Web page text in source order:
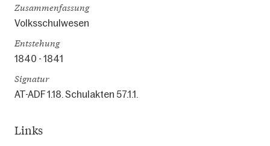
Zusammenfassung
Volksschulwesen
Entstehung
1840 - 1841
Signatur
AT-ADF 1.18. Schulakten 57.1.1.
Links